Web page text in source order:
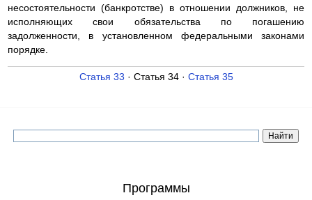
несостоятельности (банкротстве) в отношении должников, не
исполняющих свои обязательства по погашению
задолженности, в установленном федеральными законами
порядке.
Статья 33 · Статья 34 · Статья 35
Программы